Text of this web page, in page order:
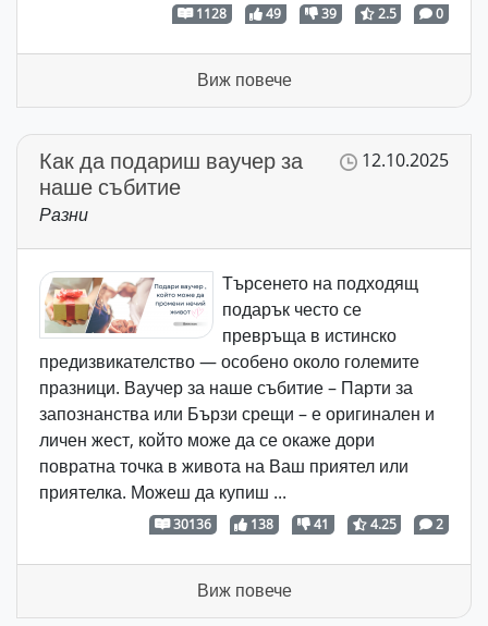
1128 49 39 2.5 0
Виж повече
12.10.2025
Как да подариш ваучер за
наше събитие
Разни
Търсенето на подходящ
подарък често се
превръща в истинско
предизвикателство — особено около големите
празници. Ваучер за наше събитие – Парти за
запознанства или Бързи срещи – е оригинален и
личен жест, който може да се окаже дори
повратна точка в живота на Ваш приятел или
приятелка. Можеш да купиш ...
30136 138 41 4.25 2
Виж повече